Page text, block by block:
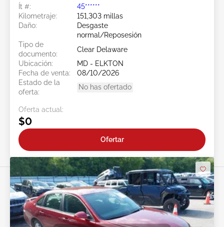
Ít #:
45******
Kilometraje:
151,303 millas
Daño:
Desgaste
normal/Reposesión
Tipo de
documento:
Clear Delaware
Ubicación:
MD - ELKTON
Fecha de venta:
08/10/2026
Estado de la
oferta:
No has ofertado
Oferta actual:
$0
Ofertar